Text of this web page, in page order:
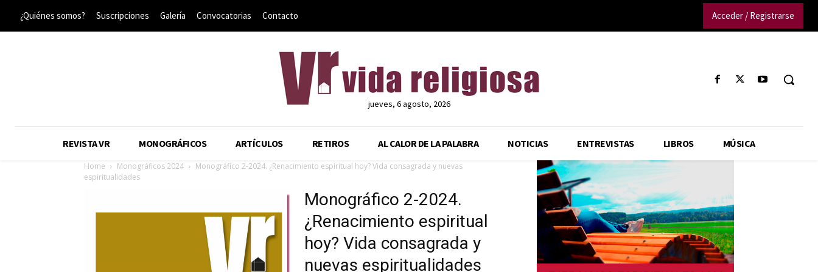
¿Quiénes somos? Suscripciones Galería Convocatorias Contacto Acceder / Registrarse
jueves, 6 agosto, 2026
REVISTA VR MONOGRÁFICOS ARTÍCULOS RETIROS AL CALOR DE LA PALABRA NOTICIAS ENTREVISTAS LIBROS MÚSICA
Home Monográficos 2024
Monográfico 2-2024. ¿Renacimiento espiritual hoy? Vida consagrada y nuevas
espiritualidades
Monográfico 2-2024.
¿Renacimiento espiritual
hoy? Vida consagrada y
nuevas espiritualidades